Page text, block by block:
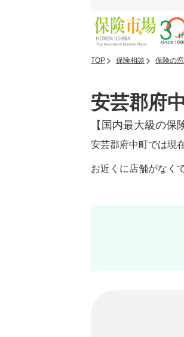
TOP 保険相談 保険の
安芸郡府
【国内最大級の保
安芸郡府中町では現
お近くに店舗がなくて